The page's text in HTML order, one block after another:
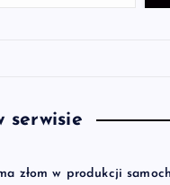
serwisie
złom w produkcji